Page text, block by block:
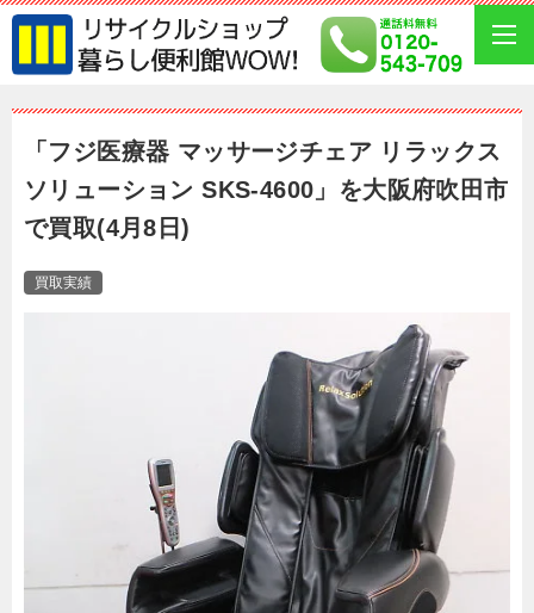
「フジ医療器 マッサージチェア リラックス
ソリューション SKS-4600」を大阪府吹田市
で買取(4月8日)
買取実績